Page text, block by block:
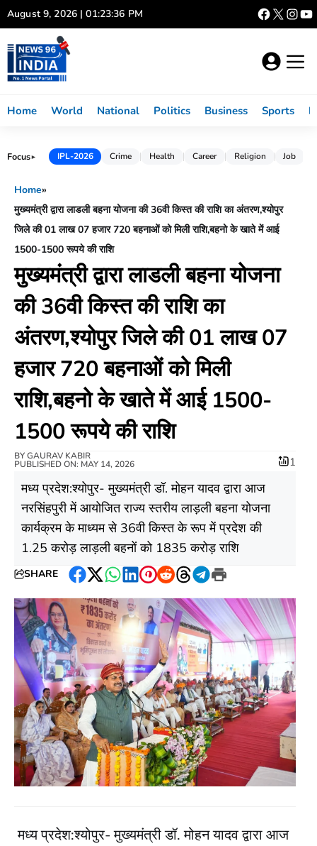
Skip
to
content
August 9, 2026 | 01:23:36 PM
Home World National Politics Business Sports
Focus► IPL-2026 Crime Health Career Religion Job
Home»
मुख्यमंत्री द्वारा लाडली बहना योजना की 36वी किस्त की राशि का अंतरण,श्योपुर
जिले की 01 लाख 07 हजार 720 बहनाओं को मिली राशि,बहनो के खाते में आई
1500-1500 रूपये की राशि
मुख्यमंत्री द्वारा लाडली बहना योजना
की 36वी किस्त की राशि का
अंतरण,श्योपुर जिले की 01 लाख 07
हजार 720 बहनाओं को मिली
राशि,बहनो के खाते में आई 1500-
1500 रूपये की राशि
BYGAURAV KABIR
PUBLISHED ON: MAY 14, 2026 1
मध्य प्रदेश:श्योपुर- मुख्यमंत्री डॉ. मोहन यादव द्वारा आज
नरसिंहपुरी में आयोजित राज्य स्तरीय लाड़ली बहना योजना
कार्यक्रम के माध्यम से 36वी किस्त के रूप में प्रदेश की
1.25 करोड़ लाड़ली बहनों को 1835 करोड़ राशि
SHARE
Facebook
Twitter
WhatsApp
LinkedIn
Pinterest
RedditThreads
Telegram
Print
मध्य प्रदेश:श्योपुर- मुख्यमंत्री डॉ. मोहन यादव द्वारा आज